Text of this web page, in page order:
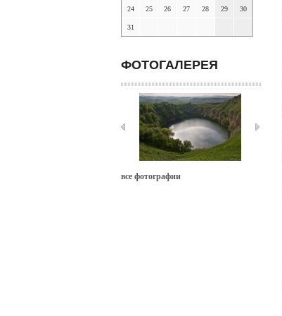
24 25 26 27 28 29 30
31
ФОТОГАЛЕРЕЯ
все фотографии